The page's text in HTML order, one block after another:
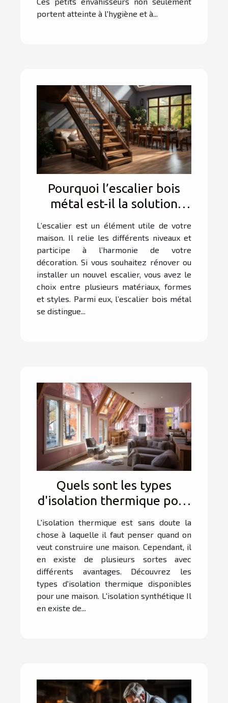
portent atteinte à l'hygiène et à...
Pourquoi l’escalier bois
métal est-il la solution
parfaite pour allier
élégance et durabilité
dans votre intérieur ?
L’escalier est un élément utile de votre
maison. Il relie les différents niveaux et
participe à l’harmonie de votre
décoration. Si vous souhaitez rénover ou
installer un nouvel escalier, vous avez le
choix entre plusieurs matériaux, formes
et styles. Parmi eux, l’escalier bois métal
se distingue...
Quels sont les types
d'isolation thermique pour
L'isolation thermique est sans doute la
chose à laquelle il faut penser quand on
veut construire une maison. Cependant, il
en existe de plusieurs sortes avec
différents avantages. Découvrez les
types d'isolation thermique disponibles
pour une maison. L'isolation synthétique Il
en existe de...